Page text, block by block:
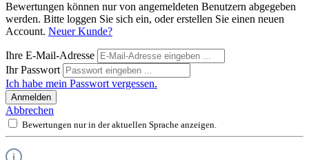
Bewertungen können nur von angemeldeten Benutzern abgegeben
werden. Bitte loggen Sie sich ein, oder erstellen Sie einen neuen
Account. Neuer Kunde?
Ihre E-Mail-Adresse
Ihr Passwort
Ich habe mein Passwort vergessen.
Anmelden
Abbrechen
Bewertungen nur in der aktuellen Sprache anzeigen.